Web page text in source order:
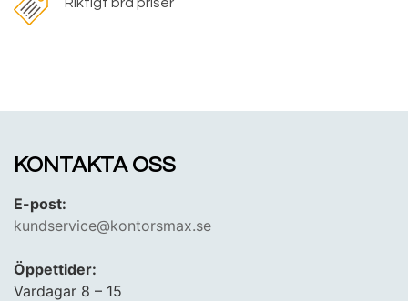
Riktigt bra priser
KONTAKTA OSS
E-post:
kundservice@kontorsmax.se
Öppettider:
Vardagar 8 – 15